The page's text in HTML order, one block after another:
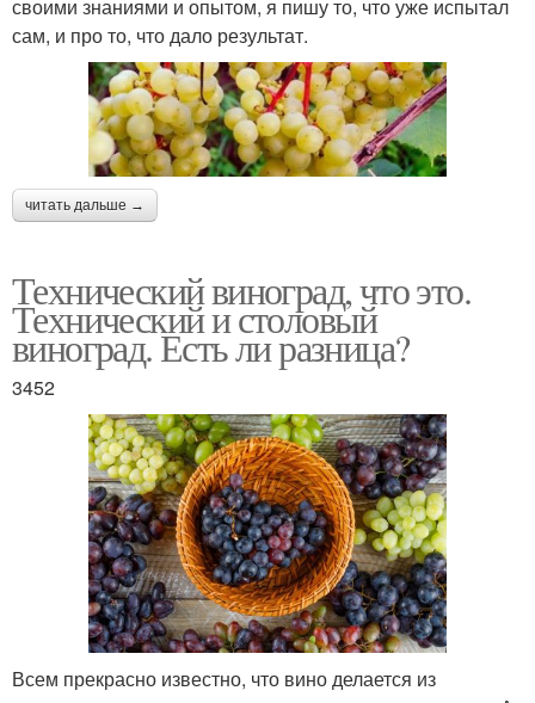
своими знаниями и опытом, я пишу то, что уже испытал
сам, и про то, что дало результат.
читать дальше →
Технический виноград, что это.
Технический и столовый
виноград. Есть ли разница?
3452
Всем прекрасно известно, что вино делается из